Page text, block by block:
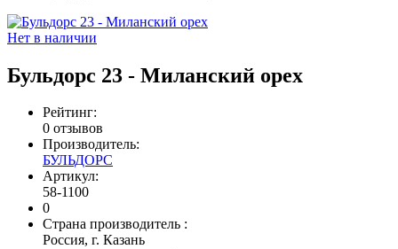
Нет в наличии
Бульдорс 23 - Миланский орех
Рейтинг:
0 отзывов
Производитель:
БУЛЬДОРС
Артикул:
58-1100
0
Страна производитель :
Россия, г. Казань